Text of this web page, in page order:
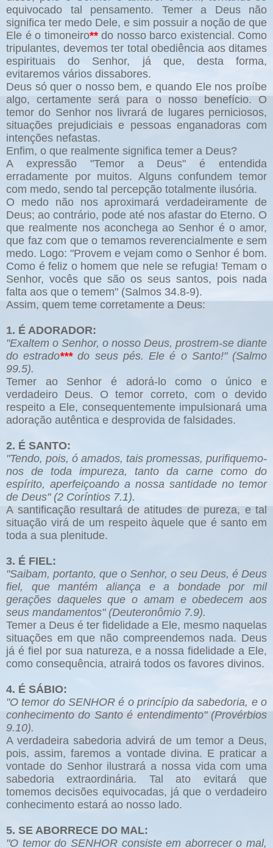
equivocado tal pensamento. Temer a Deus não
significa ter medo Dele, e sim possuir a noção de que
Ele é o timoneiro**do nosso barco existencial. Como
tripulantes, devemos ter total obediência aos ditames
espirituais do Senhor, já que, desta forma,
evitaremos vários dissabores.
Deus só quer o nosso bem, e quando Ele nos proíbe
algo, certamente será para o nosso benefício. O
temor do Senhor nos livrará de lugares perniciosos,
situações prejudiciais e pessoas enganadoras com
intenções nefastas.
Enfim, o que realmente significa temer a Deus?
A expressão "Temor a Deus" é entendida
erradamente por muitos. Alguns confundem temor
com medo, sendo tal percepção totalmente ilusória.
O medo não nos aproximará verdadeiramente de
Deus; ao contrário, pode até nos afastar do Eterno. O
que realmente nos aconchega ao Senhor é o amor,
que faz com que o temamos reverencialmente e sem
medo. Logo: "Provem e vejam como o Senhor é bom.
Como é feliz o homem que nele se refugia! Temam o
Senhor, vocês que são os seus santos, pois nada
falta aos que o temem" (Salmos 34.8-9).
Assim, quem teme corretamente a Deus:
1. É ADORADOR:
"Exaltem o Senhor, o nosso Deus, prostrem-se diante
do estrado***do seus pés. Ele é o Santo!" (Salmo
99.5).
Temer ao Senhor é adorá-lo como o único e
verdadeiro Deus. O temor correto, com o devido
respeito a Ele, consequentemente impulsionará uma
adoração autêntica e desprovida de falsidades.
2. É SANTO:
"Tendo, pois, ó amados, tais promessas, purifiquemo-
nos de toda impureza, tanto da carne como do
espírito, aperfeiçoando a nossa santidade no temor
de Deus" (2 Coríntios 7.1).
A santificação resultará de atitudes de pureza, e tal
situação virá de um respeito àquele que é santo em
toda a sua plenitude.
3. É FIEL:
"Saibam, portanto, que o Senhor, o seu Deus, é Deus
fiel, que mantém aliança e a bondade por mil
gerações daqueles que o amam e obedecem aos
seus mandamentos" (Deuteronômio 7.9).
Temer a Deus é ter fidelidade a Ele, mesmo naquelas
situações em que não compreendemos nada. Deus
já é fiel por sua natureza, e a nossa fidelidade a Ele,
como consequência, atrairá todos os favores divinos.
4. É SÁBIO:
"O temor do SENHOR é o princípio da sabedoria, e o
conhecimento do Santo é entendimento" (Provérbios
9.10).
A verdadeira sabedoria advirá de um temor a Deus,
pois, assim, faremos a vontade divina. E praticar a
vontade do Senhor ilustrará a nossa vida com uma
sabedoria extraordinária. Tal ato evitará que
tomemos decisões equivocadas, já que o verdadeiro
conhecimento estará ao nosso lado.
5. SE ABORRECE DO MAL:
"O temor do SENHOR consiste em aborrecer o mal,